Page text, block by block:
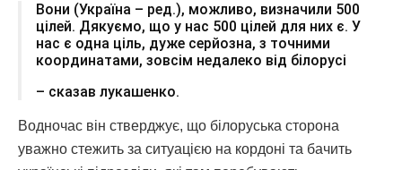
Вони (Україна – ред.), можливо, визначили 500
цілей. Дякуємо, що у нас 500 цілей для них є. У
нас є одна ціль, дуже серйозна, з точними
координатами, зовсім недалеко від білорусі
– сказав лукашенко.
Водночас він стверджує, що білоруська сторона
уважно стежить за ситуацією на кордоні та бачить